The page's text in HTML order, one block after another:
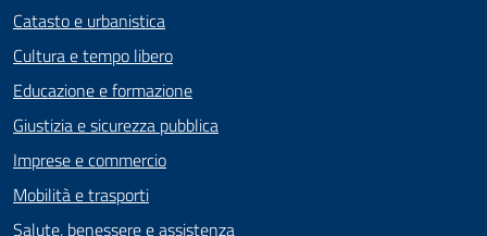
Catasto e urbanistica
Cultura e tempo libero
Educazione e formazione
Giustizia e sicurezza pubblica
Imprese e commercio
Mobilità e trasporti
Salute, benessere e assistenza